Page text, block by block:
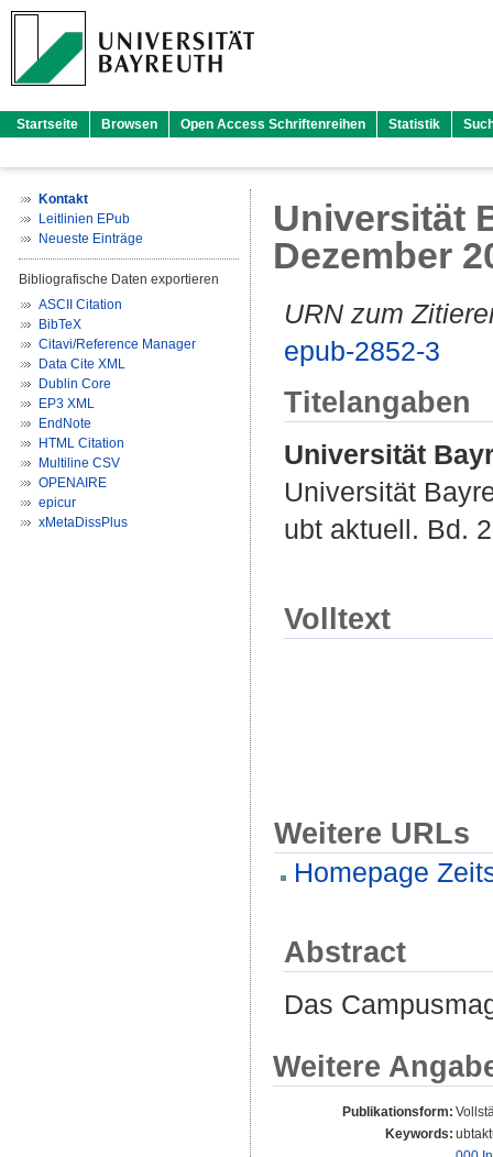
Startseite Browsen Open Access Schriftenreihen Statistik
Kontakt
Leitlinien EPub
Neueste Einträge
Bibliografische Daten exportieren
ASCII Citation
BibTeX
Citavi/Reference Manager
Data Cite XML
Dublin Core
EP3 XML
EndNote
HTML Citation
Multiline CSV
OPENAIRE
epicur
xMetaDissPlus
Universität
Dezember
URN zum
epub-2852-3
Titelangaben
Universität
Universität
ubt aktuell. Bd.
Volltext
Weitere URLs
Homepage
Abstract
Das
Weitere
Publikationsform:
Keywords: